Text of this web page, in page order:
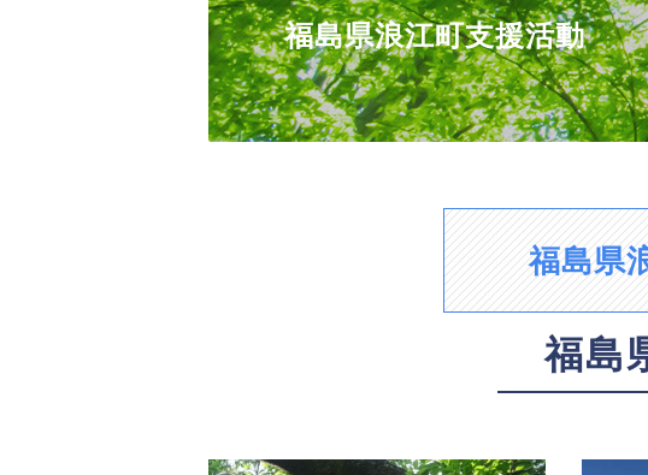
福島県浪江町支援活動
福島県
福島